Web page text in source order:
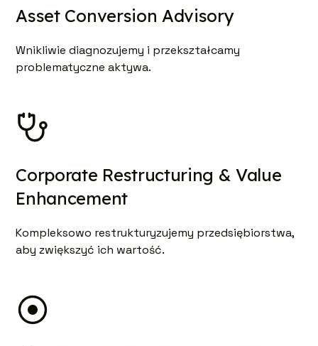
Asset Conversion Advisory
Wnikliwie diagnozujemy i przekształcamy
problematyczne aktywa.
Corporate Restructuring & Value
Enhancement
Kompleksowo restrukturyzujemy przedsiębiorstwa,
aby zwiększyć ich wartość.